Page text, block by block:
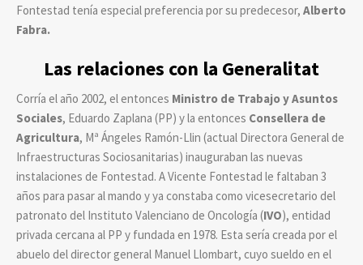
Fontestad tenía especial preferencia por su predecesor, Alberto
Fabra.
Las relaciones con la Generalitat
Corría el año 2002, el entonces Ministro de Trabajo y Asuntos
Sociales, Eduardo Zaplana (PP) y la entonces Consellera de
Agricultura, Mª Ángeles Ramón-Llin (actual Directora General de
Infraestructuras Sociosanitarias) inauguraban las nuevas
instalaciones de Fontestad. A Vicente Fontestad le faltaban 3
años para pasar al mando y ya constaba como vicesecretario del
patronato del Instituto Valenciano de Oncología (IVO), entidad
privada cercana al PP y fundada en 1978. Esta sería creada por el
abuelo del director general Manuel Llombart, cuyo sueldo en el